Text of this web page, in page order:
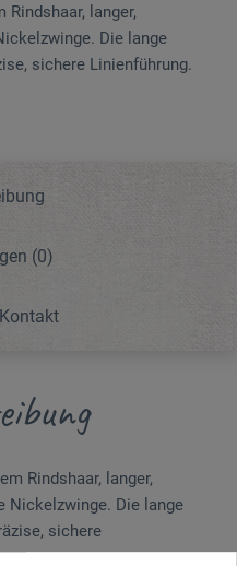
langer,
Die lange
sichere Linienführung.
(0)
Rindshaar, langer,
Nickelzwinge. Die lange
sichere